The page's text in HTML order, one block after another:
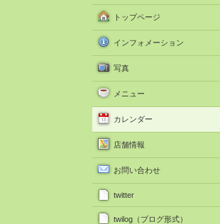
トップページ
インフォメーション
写真
メニュー
カレンダー
店舗情報
お問い合わせ
twitter
twilog（ブログ形式）